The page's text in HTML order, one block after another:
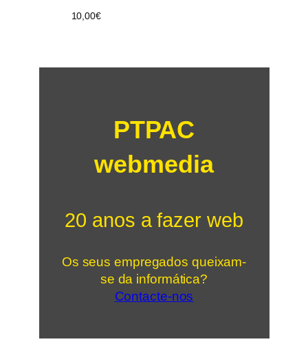
10,00€
PTPAC
webmedia
20 anos a fazer web
Os seus empregados queixam-
se da informática?
Contacte-nos